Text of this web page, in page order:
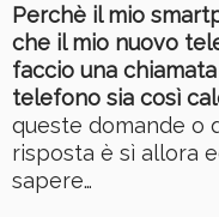
Perchè il mio
che il mio nuovo
faccio una
telefono sia così
queste domande o
risposta è sì allora
sapere…